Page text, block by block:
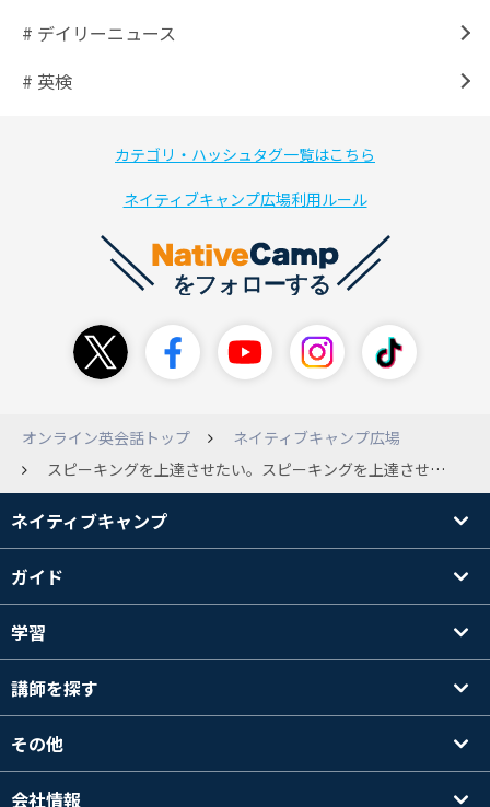
# デイリーニュース
# 英検
カテゴリ・ハッシュタグ一覧はこちら
ネイティブキャンプ広場利用ルール
オンライン英会話トップ
ネイティブキャンプ広場
スピーキングを上達させたい。スピーキングを上達させるにはどの教材やコースがおすすめですか？自分の英語のレベルはTOEIC700後半ほどで、文法は大体できていると思います。ですが喋るとなると簡単な単語しか出てこず、言いたいことが早く正確に伝えられません。NCは一か月ほど前に初めて、今はスピーキングかトピックトークを毎日1－２レッスンやっています。ですがこの調子で続けていてスピーキングは上達するのか不安になります。もしNCでスピーキング力が伸びた方がいらっしゃいましたら、レッスンの頻度、取り組んだ期間、使った教材などを教えて頂けるとうれしいです！
ネイティブキャンプ
ガイド
学習
講師を探す
その他
会社情報